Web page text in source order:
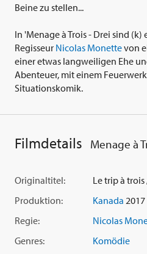
Beine zu stellen...
In 'Menage à Trois - Drei sind
Regisseur Nicolas Monettevon
einer etwas langweiligen Ehe
Abenteuer, mit einem
Situationskomik.
Filmdetails Menage à
Originaltitel:
Le trip à
Produktion:
Kanada 2017
Regie:
Nicolas
Genres:
Komödie